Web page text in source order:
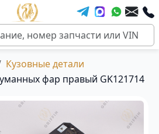
Кузовные детали
фар правый GK121714